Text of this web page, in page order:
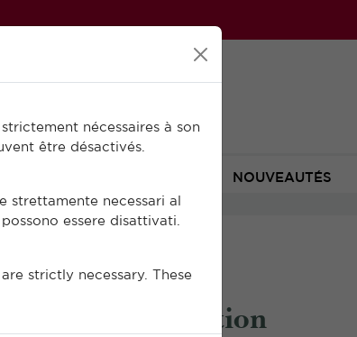
NOUVEAUTÉS
de Villeneuve
et l’opposition
nécessaires à son
être désactivés.
strettamente necessari al
essere disattivati.
strictly necessary. These